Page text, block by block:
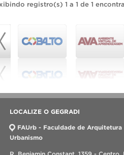
registro(s) 1 a 1 de 1
LOCALIZE O GEGRADI
FAUrb - Faculdade de Arquitetura
Urbanismo